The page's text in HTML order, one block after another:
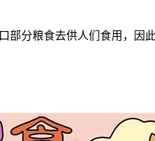
粮食去供人们食用，因